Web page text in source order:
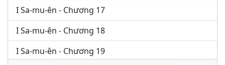
I Sa-mu-ên - Chương 17
I Sa-mu-ên - Chương 18
I Sa-mu-ên - Chương 19